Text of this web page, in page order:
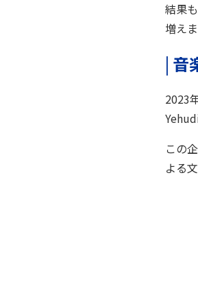
結果
増え
| 音
2023
この
よる